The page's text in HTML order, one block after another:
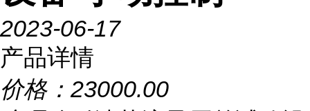
2023-06-17
产品详情
价格： 23000.00